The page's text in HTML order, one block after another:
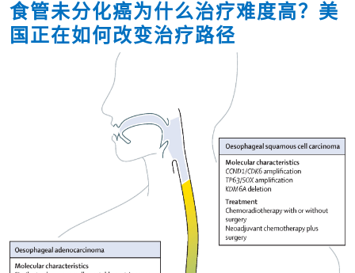
食管未分化癌为什么治疗难度高？美
国正在如何改变治疗路径